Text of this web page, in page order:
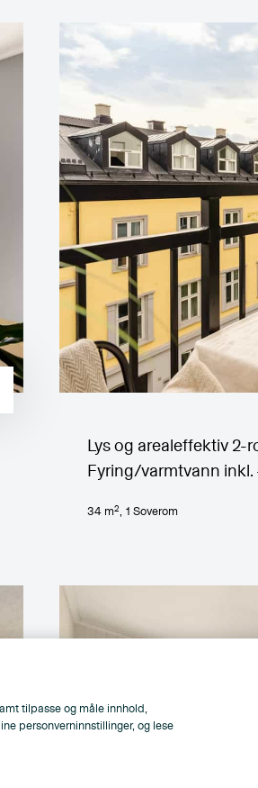
Lys og arealeffektiv 2-
Fyring/varmtvann
34m2, 1 Soverom
tilpasse og måle innhold,
personverninnstillinger, og lese